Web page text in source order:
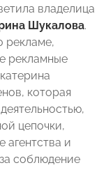
владелица
Шукалова.
рекламе,
рекламные
которая
цепочки,
агентства и
соблюдение